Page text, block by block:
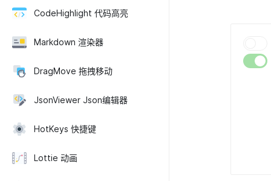
CodeHighlight 代码高亮
Markdown 渲染器
DragMove 拖拽移动
JsonViewer Json编辑器
HotKeys 快捷键
Lottie 动画